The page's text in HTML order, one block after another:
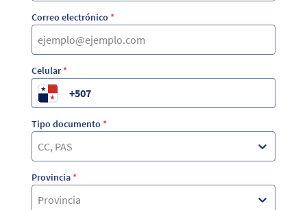
Correo electrónico *
Celular*
Tipo documento *
CC, PAS
Provincia*
Provincia